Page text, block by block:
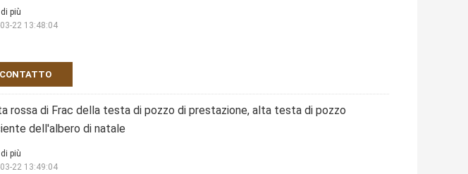
CONTATTO
più
22 13:48:04
rossa di Frac della testa di pozzo di prestazione, alta testa di pozzo
dell'albero di natale
più
22 13:49:04